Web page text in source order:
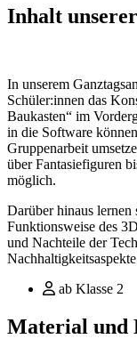
Inhalt
In unserem
Schüler:innen das
Baukasten“ im
in die Software
Gruppenarbeit
über Fantasiefiguren
möglich.
Darüber hinaus
Funktionsweise des
und Nachteile der
ab Klasse 2
Material und